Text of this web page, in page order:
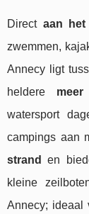
Direct aan het
zwemmen,
Annecy ligt
heldere
watersport
campings aan
strand
en
kleine
Annecy; ideaal